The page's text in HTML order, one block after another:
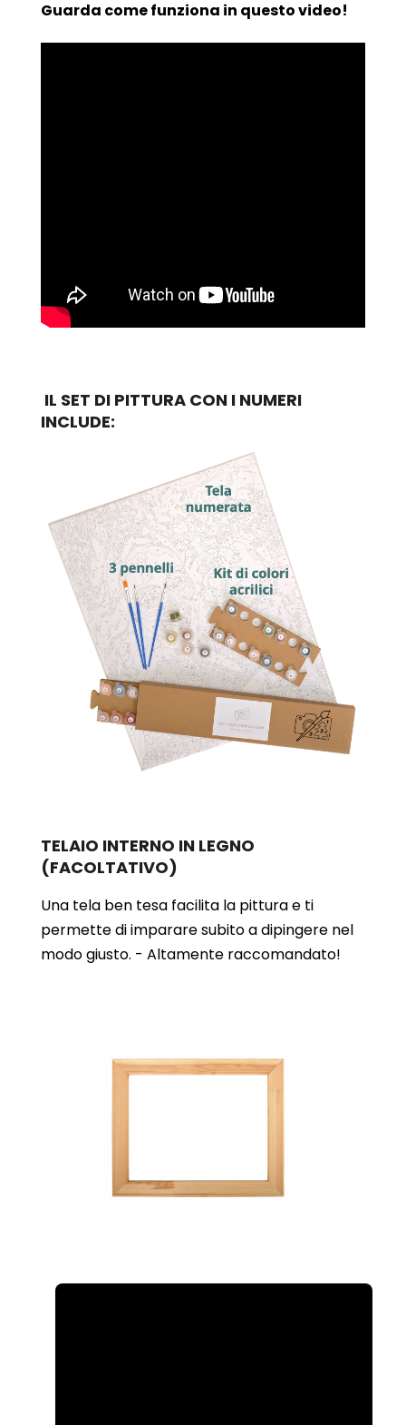
Guarda come funziona in questo video!
IL SET DI PITTURA CON I NUMERI
INCLUDE:
TELAIO INTERNO IN LEGNO
(FACOLTATIVO)
Una tela ben tesa facilita la pittura e ti
permette di imparare subito a dipingere nel
modo giusto. - Altamente raccomandato!